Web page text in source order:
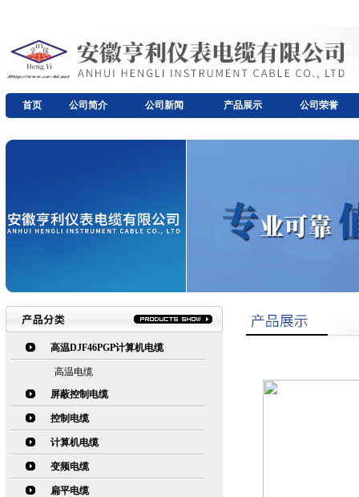
首页 公司简介 公司新闻 产品展示 公司荣誉
高温DJF46PGP计算机电缆
高温电缆
屏蔽控制电缆
控制电缆
计算机电缆
变频电缆
扁平电缆